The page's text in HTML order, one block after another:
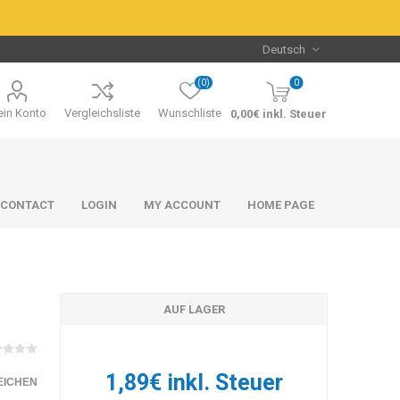
Konto Vergleichsliste Wunschliste
(0) 0
0,00€ inkl. Steuer
CONTACT LOGIN MY ACCOUNT HOME PAGE
AUF LAGER
1,89€ inkl. Steuer